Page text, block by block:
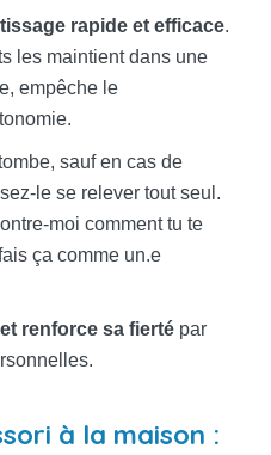
rapide et efficace.
les maintient dans une
empêche le
sauf en cas de
le se relever tout seul.
moi comment tu te
ça comme un.e
renforce sa fierté par
à la maison :